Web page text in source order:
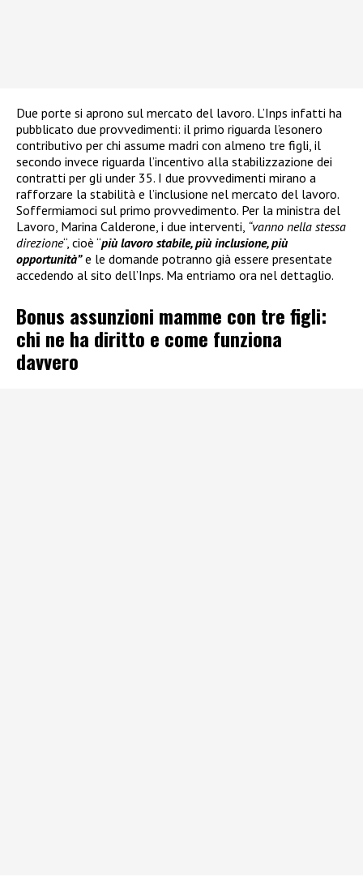
Due porte si aprono sul mercato del lavoro. L’Inps infatti ha
pubblicato due provvedimenti: il primo riguarda l’esonero
contributivo per chi assume madri con almeno tre figli, il
secondo invece riguarda l’incentivo alla stabilizzazione dei
contratti per gli under 35. I due provvedimenti mirano a
rafforzare la stabilità e l’inclusione nel mercato del lavoro.
Soffermiamoci sul primo provvedimento. Per la ministra del
Lavoro, Marina Calderone, i due interventi, “vanno nella stessa
direzione“, cioè “più lavoro stabile, più inclusione, più
opportunità”e le domande potranno già essere presentate
accedendo al sito dell’Inps. Ma entriamo ora nel dettaglio.
Bonus assunzioni mamme con tre figli:
chi ne ha diritto e come funziona
davvero